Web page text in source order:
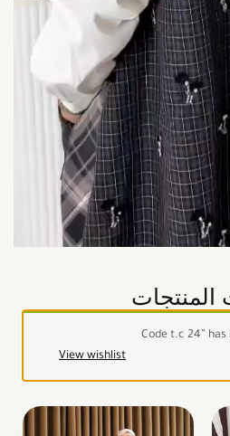
المنتجات
View wishlist